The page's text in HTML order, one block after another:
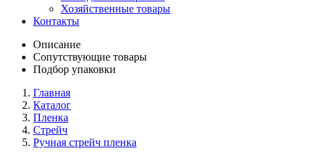
Хозяйственные товары
Контакты
Описание
Сопутствующие товары
Подбор упаковки
Главная
Каталог
Пленка
Стрейч
Ручная стрейч пленка